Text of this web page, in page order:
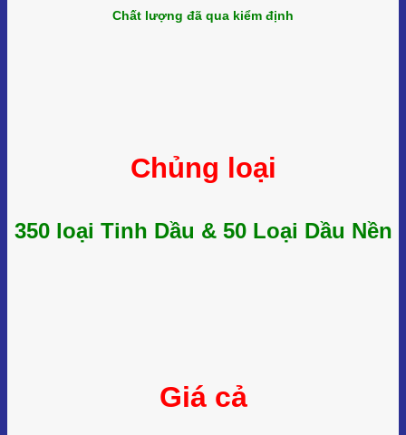
Chất lượng đã qua kiểm định
Chủng loại
350 loại Tinh Dầu & 50 Loại Dầu Nền
Giá cả